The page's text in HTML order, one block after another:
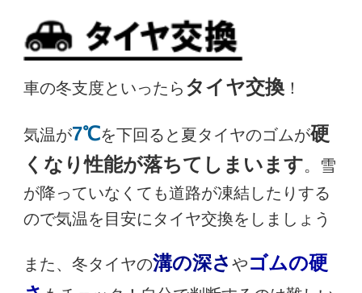
車の冬支度といったら タイヤ交換 ！
気温が7℃を下回ると夏タイヤのゴムが硬
くなり性能が落ちてしまいます。雪
が降っていなくても道路が凍結したりする
ので気温を目安にタイヤ交換をしましょう
また、冬タイヤの溝の深さ やゴムの硬